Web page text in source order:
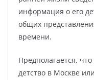
информация о его
общих
времени.
Предполагается,
детство в Москве